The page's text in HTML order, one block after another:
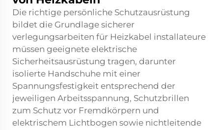
Die richtige persönliche Schutzausrüstung
bildet die Grundlage sicherer
verlegungsarbeiten für Heizkabel installateure
müssen geeignete elektrische
Sicherheitsausrüstung tragen, darunter
isolierte Handschuhe mit einer
Spannungsfestigkeit entsprechend der
jeweiligen Arbeitsspannung, Schutzbrillen
zum Schutz vor Fremdkörpern und
elektrischem Lichtbogen sowie nichtleitende